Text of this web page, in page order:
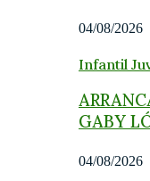
04/08/2026
Infantil
GABY
04/08/2026